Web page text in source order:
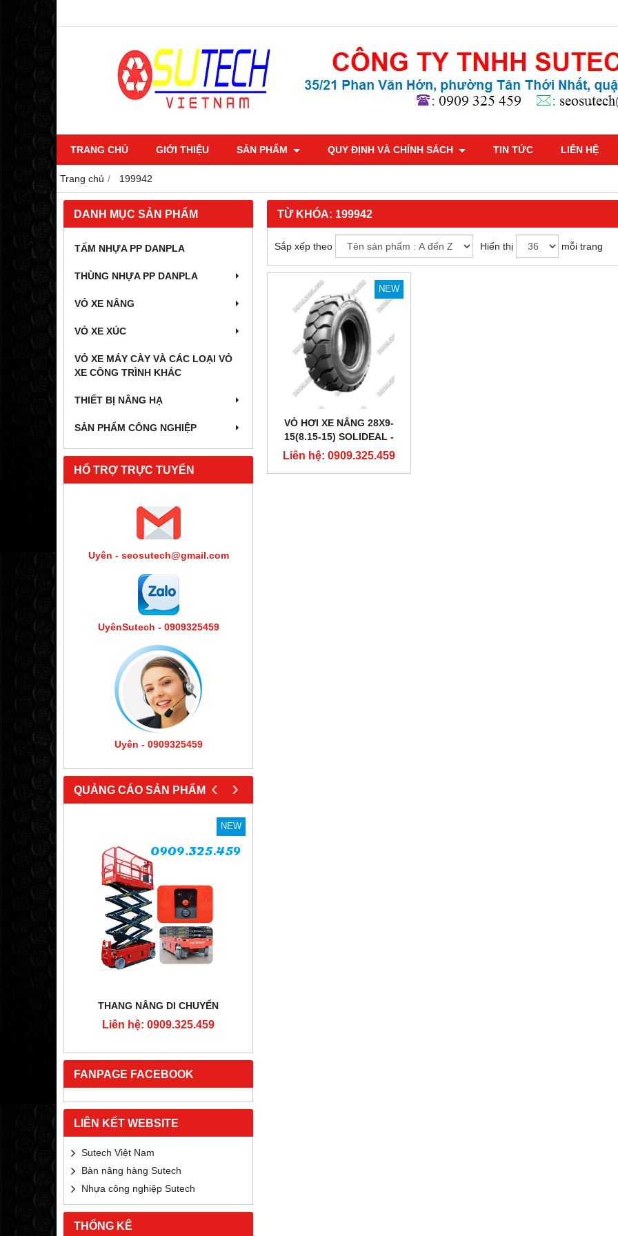
TRANG CHỦ GIỚI THIỆU SẢN PHẨM QUY ĐỊNH VÀ CHÍNH SÁCH TIN TỨC LIÊN HỆ
Trang chủ 199942
DANH MỤC SẢN PHẨM
TẤM NHỰA PP DANPLA
THÙNG NHỰA PP DANPLA
VỎ XE NÂNG
VỎ XE XÚC
VỎ XE MÁY CÀY VÀ CÁC LOẠI VỎ
XE CÔNG TRÌNH KHÁC
THIẾT BỊ NÂNG HẠ
SẢN PHẨM CÔNG NGHIỆP
HỔ TRỢ TRỰC TUYẾN
Uyên - seosutech@gmail.com
UyênSutech - 0909325459
Uyên - 0909325459
QUẢNG CÁO SẢN PHẨM
NEW
THANG NÂNG DI CHUYỂN
Liên hệ: 0909.325.459
‹ ›
FANPAGE FACEBOOK
LIÊN KẾT WEBSITE
Sutech Việt Nam
Bàn nâng hàng Sutech
Nhựa công nghiệp Sutech
THỐNG KÊ
TỪ KHÓA: 199942
Sắp xếp theo Hiển thị mỗi trang
NEW
VỎ HƠI XE NÂNG 28X9-
15(8.15-15) SOLIDEAL -
SUTECH VIỆT NAM
Liên hệ: 0909.325.459